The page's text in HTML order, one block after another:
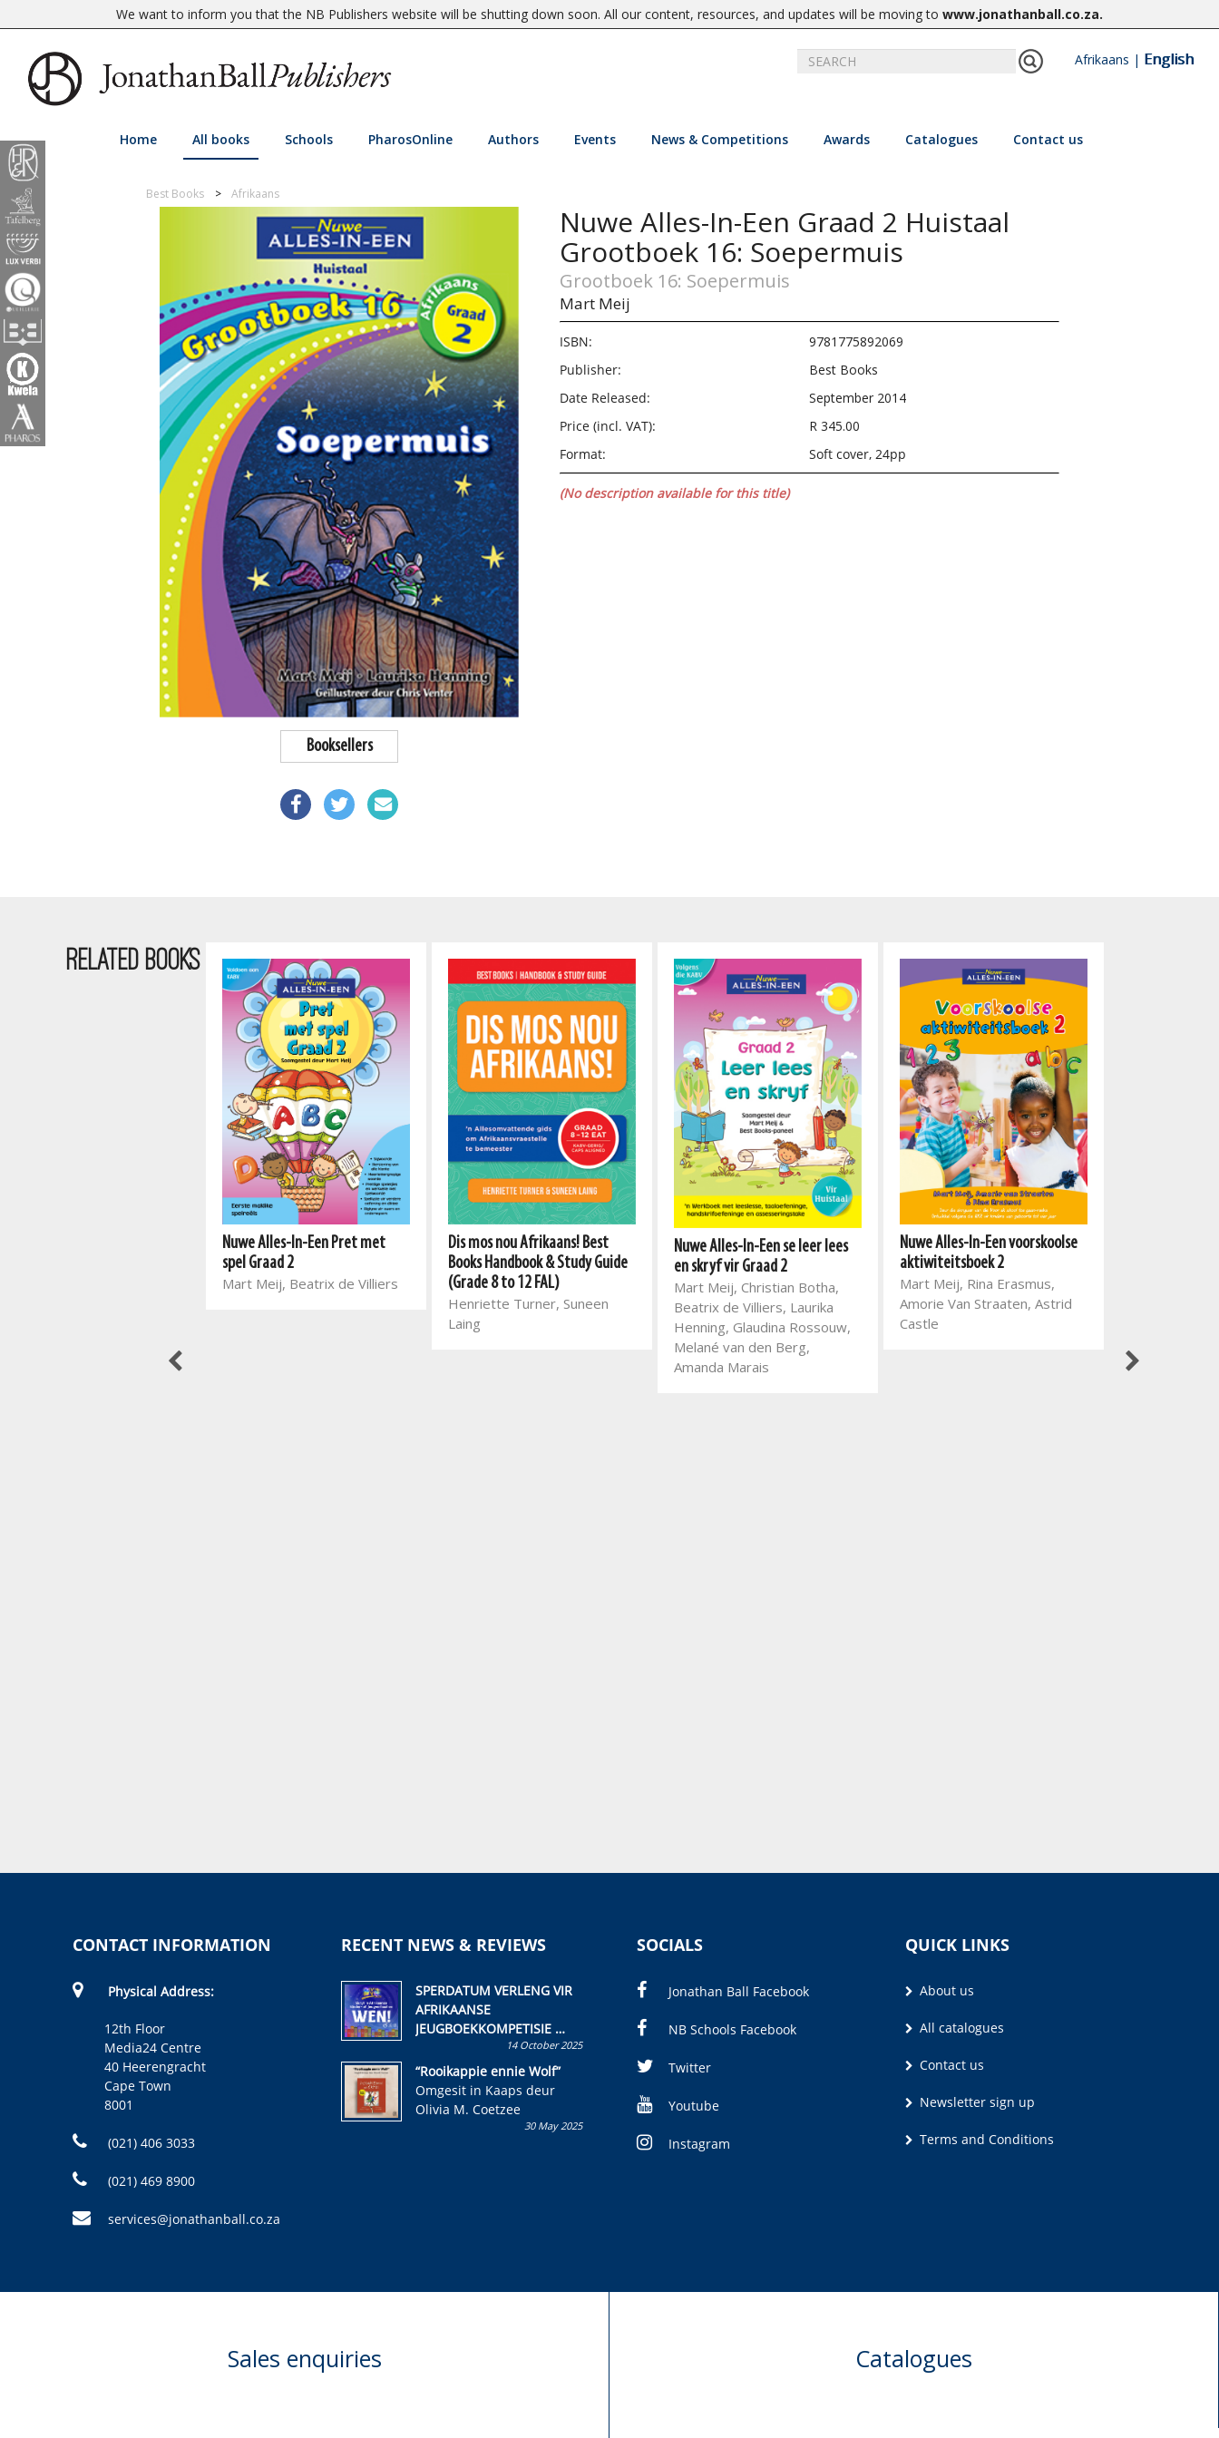
We want to inform you that the NB Publishers website will be shutting down soon. All our content, resources, and updates will be moving to www.jonathanball.co.za.
Afrikaans | English
Home All books Schools PharosOnline Authors Events News & Competitions Awards Catalogues Contact us
Best Books Afrikaans
Booksellers
Nuwe Alles-In-Een Graad 2 Huistaal
Grootboek 16: Soepermuis
Grootboek 16: Soepermuis
Mart Meij
ISBN:
9781775892069
Publisher:
Best Books
Date Released:
September 2014
Price (incl. VAT):
R 345.00
Format:
Soft cover, 24pp
(No description available for this title)
RELATED BOOKS
Nuwe Alles-In-Een Pret met
spel Graad 2
Mart Meij, Beatrix de Villiers
Dis mos nou Afrikaans! Best
Books Handbook & Study Guide
(Grade 8 to 12 FAL)
Henriette Turner, Suneen
Laing
Nuwe Alles-In-Een se leer lees
en skryf vir Graad 2
Mart Meij, Christian Botha,
Beatrix de Villiers, Laurika
Henning, Glaudina Rossouw,
Melané van den Berg,
Amanda Marais
Nuwe Alles-In-Een voorskoolse
aktiwiteitsboek 2
Mart Meij, Rina Erasmus,
Amorie Van Straaten, Astrid
Castle
CONTACT INFORMATION
Physical Address:
12th Floor
Media24 Centre
40 Heerengracht
Cape Town
8001
(021) 406 3033
(021) 469 8900
services@jonathanball.co.za
RECENT NEWS & REVIEWS
SPERDATUM VERLENG VIR
AFRIKAANSE
JEUGBOEKKOMPETISIE
Skryf ’n jeugboek of
kinderboek en staan ’n
kans om R50 000 te wen!
14 October 2025
“Rooikappie ennie Wolf”
Omgesit in Kaaps deur
Olivia M. Coetzee
30 May 2025
SOCIALS
Jonathan Ball Facebook
NB Schools Facebook
Twitter
Youtube
Instagram
QUICK LINKS
About us
All catalogues
Contact us
Newsletter sign up
Terms and Conditions
Sales enquiries Catalogues